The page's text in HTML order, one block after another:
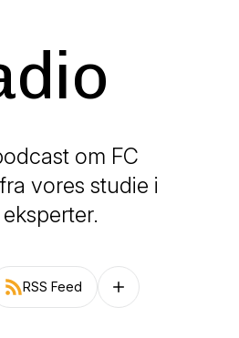
om FC
vores studie i
RSS Feed Follow on other